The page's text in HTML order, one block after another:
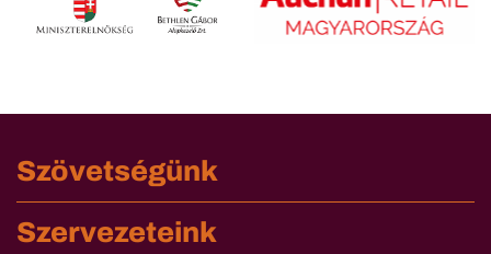
Szövetségünk
Szervezeteink